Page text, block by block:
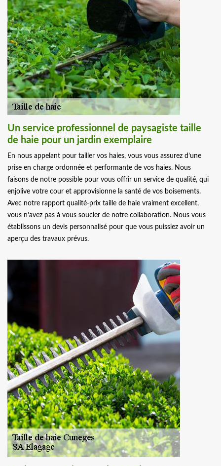
Un service professionnel de paysagiste taille
de haie pour un jardin exemplaire
En nous appelant pour tailler vos haies, vous vous assurez d’une
prise en charge ordonnée et performante de vos haies. Nous
faisons de notre possible pour vous offrir un service de qualité, qui
enjolive votre cour et approvisionne la santé de vos boisements.
Avec notre rapport qualité-prix taille de haie vraiment excellent,
vous n’avez pas à vous soucier de notre collaboration. Nous vous
établissons un devis personnalisé pour que vous puissiez avoir un
aperçu des travaux prévus.